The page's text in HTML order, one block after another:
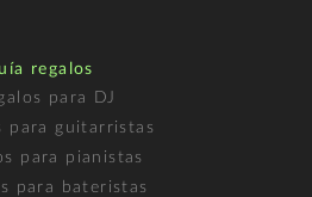
regalos
para DJ
para guitarristas
para pianistas
para bateristas